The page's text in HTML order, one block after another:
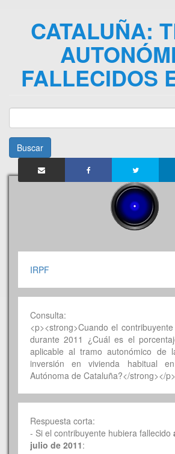
CATALUÑA:
FALLECIDOS
Buscar
IRPF
Consulta:
<p><strong>Cuando el
durante 2011 ¿Cuál es el
aplicable al tramo autonómico de
inversión en vivienda habitual
Autónoma de Cataluña?</strong></p>
Respuesta corta:
- Si el contribuyente hubiera fallecido
julio de 2011: